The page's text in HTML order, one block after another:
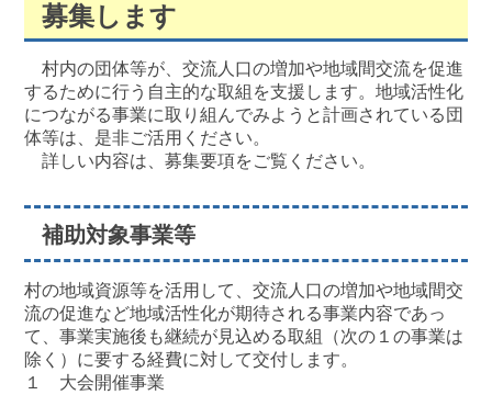
募集します
村内の団体等が、交流人口の増加や地域間交流を促進
するために行う自主的な取組を支援します。地域活性化
につながる事業に取り組んでみようと計画されている団
体等は、是非ご活用ください。
詳しい内容は、募集要項をご覧ください。
補助対象事業等
村の地域資源等を活用して、交流人口の増加や地域間交
流の促進など地域活性化が期待される事業内容であっ
て、事業実施後も継続が見込める取組（次の１の事業は
除く）に要する経費に対して交付します。
１ 大会開催事業